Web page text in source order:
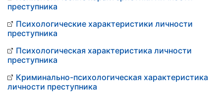
преступника
Психологические характеристики личности
преступника
Психологическая характеристика личности
преступника
Криминально-психологическая характеристика
личности преступника